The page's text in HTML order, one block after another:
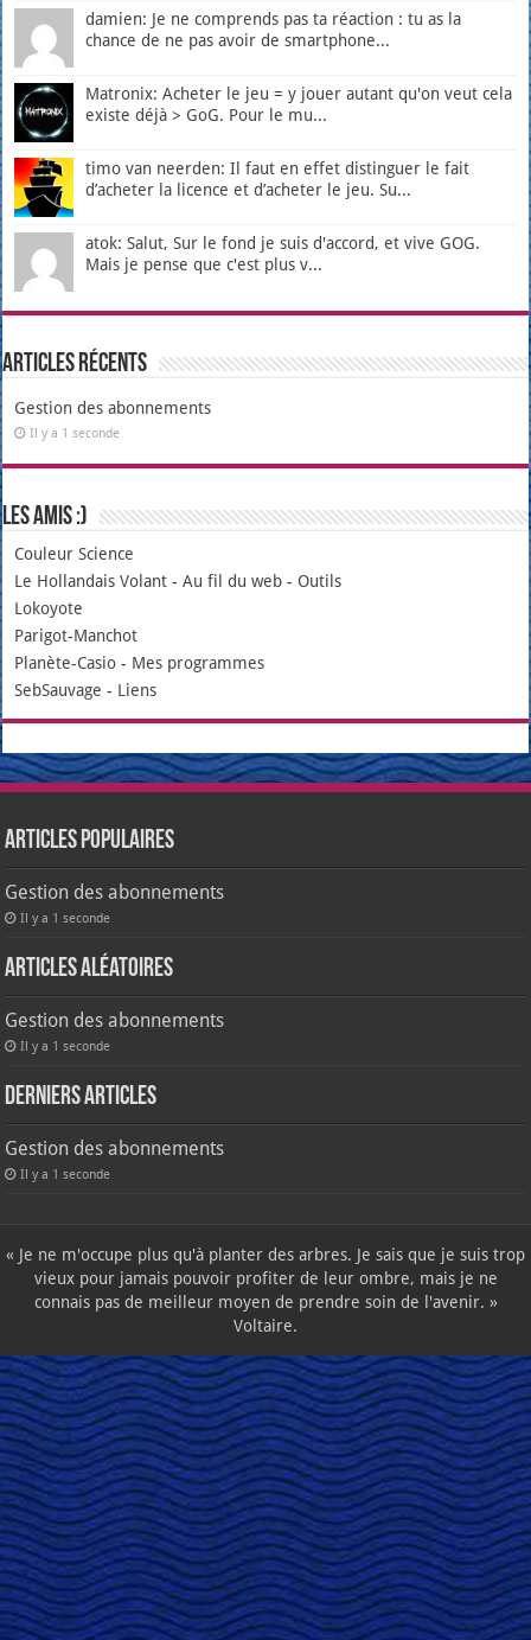
damien: Je ne comprends pas ta réaction : tu as la
chance de ne pas avoir de smartphone...
Matronix: Acheter le jeu = y jouer autant qu'on veut cela
existe déjà > GoG. Pour le mu...
timo van neerden: Il faut en effet distinguer le fait
d’acheter la licence et d’acheter le jeu. Su...
atok: Salut, Sur le fond je suis d'accord, et vive GOG.
Mais je pense que c'est plus v...
Articles récents
Gestion des abonnements
Il y a 1 seconde
Les amis :)
Couleur Science
Le Hollandais Volant -Au fil du web - Outils
Lokoyote
Parigot-Manchot
Planète-Casio - Mes programmes
SebSauvage - Liens
Articles populaires
Gestion des abonnements
Il y a 1 seconde
Articles aléatoires
Gestion des abonnements
Il y a 1 seconde
Derniers articles
Gestion des abonnements
Il y a 1 seconde
« Je ne m'occupe plus qu'à planter des arbres. Je sais que je suis trop
vieux pour jamais pouvoir profiter de leur ombre, mais je ne
connais pas de meilleur moyen de prendre soin de l'avenir. »
Voltaire.